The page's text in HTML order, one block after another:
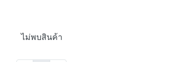
ไม่พบสินค้า